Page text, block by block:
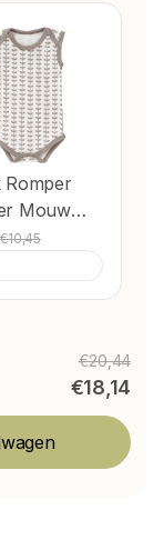
Romper
Mouw
€10,45
€20,44
€18,14